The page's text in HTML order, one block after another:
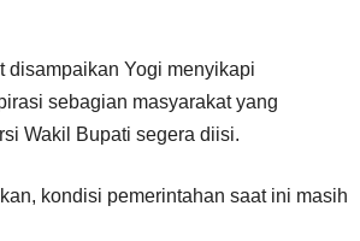
disampaikan Yogi menyikapi
sebagian masyarakat yang
Wakil Bupati segera diisi.
kondisi pemerintahan saat ini masih